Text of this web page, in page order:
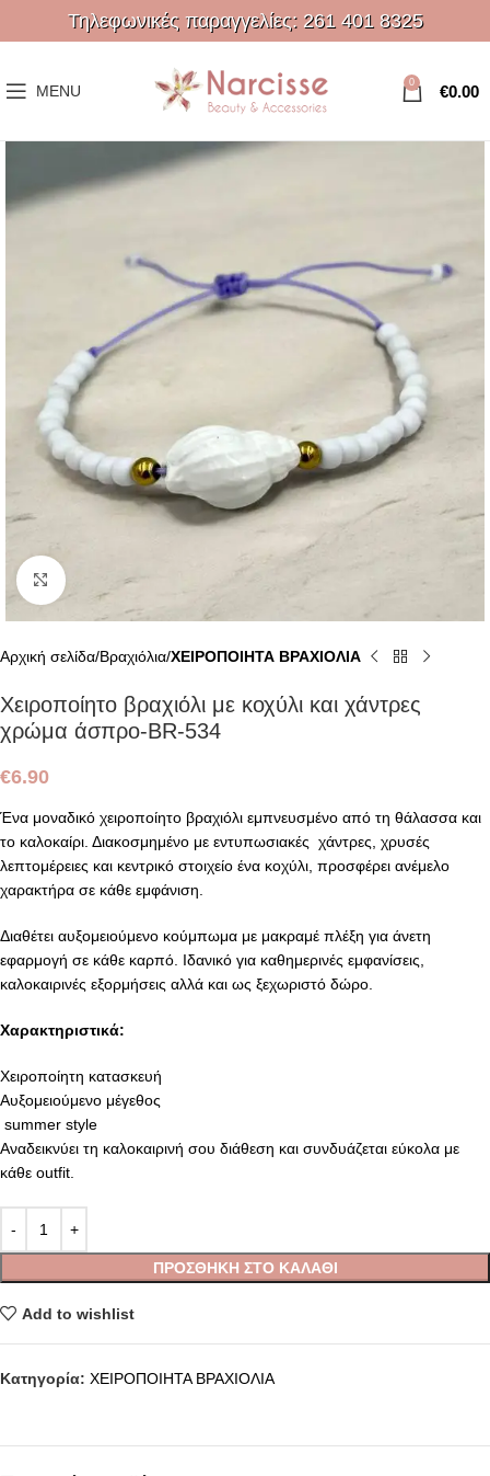
Τηλεφωνικές παραγγελίες: 261 401 8325
MENU 0 €0.00
Click to enlarge
Αρχική σελίδα Βραχιόλια ΧΕΙΡΟΠΟΙΗΤΑ ΒΡΑΧΙΟΛΙΑ
Χειροποίητο βραχιόλι με κοχύλι και χάντρες
χρώμα άσπρο-BR-534
€6.90
Ένα μοναδικό χειροποίητο βραχιόλι εμπνευσμένο από τη θάλασσα και
το καλοκαίρι. Διακοσμημένο με εντυπωσιακές χάντρες, χρυσές
λεπτομέρειες και κεντρικό στοιχείο ένα κοχύλι, προσφέρει ανέμελο
χαρακτήρα σε κάθε εμφάνιση.
Διαθέτει αυξομειούμενο κούμπωμα με μακραμέ πλέξη για άνετη
εφαρμογή σε κάθε καρπό. Ιδανικό για καθημερινές εμφανίσεις,
καλοκαιρινές εξορμήσεις αλλά και ως ξεχωριστό δώρο.
Χαρακτηριστικά:
Χειροποίητη κατασκευή
Αυξομειούμενο μέγεθος
summer style
Αναδεικνύει τη καλοκαιρινή σου διάθεση και συνδυάζεται εύκολα με
κάθε outfit.
ΠΡΟΣΘΉΚΗ ΣΤΟ ΚΑΛΆΘΙ
Add to wishlist
Κατηγορία: ΧΕΙΡΟΠΟΙΗΤΑ ΒΡΑΧΙΟΛΙΑ